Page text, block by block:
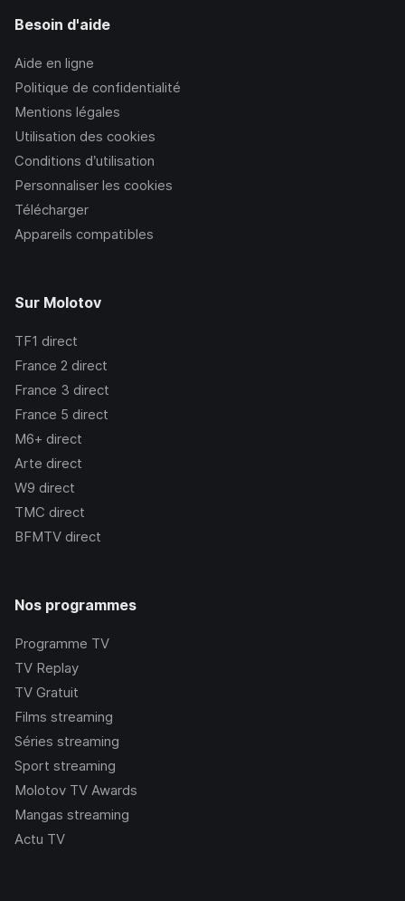
Besoin d'aide
Aide en ligne
Politique de confidentialité
Mentions légales
Utilisation des cookies
Conditions d’utilisation
Personnaliser les cookies
Télécharger
Appareils compatibles
Sur Molotov
TF1 direct
France 2 direct
France 3 direct
France 5 direct
M6+ direct
Arte direct
W9 direct
TMC direct
BFMTV direct
Nos programmes
Programme TV
TV Replay
TV Gratuit
Films streaming
Séries streaming
Sport streaming
Molotov TV Awards
Mangas streaming
Actu TV